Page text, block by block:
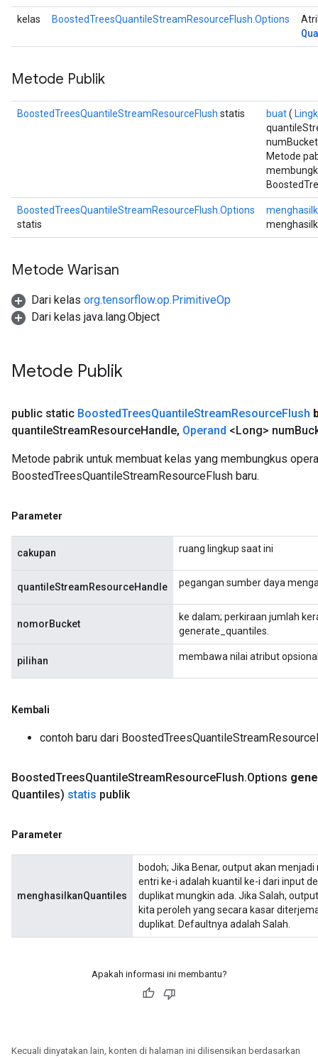
kelas BoostedTreesQuantileStreamResourceFlush.Options
Metode Publik
BoostedTreesQuantileStreamResourceFlush statis buat(
Metode
BoostedTreesQuantileStreamResourceFlush.Options
statis
Metode Warisan
Dari kelas org.tensorflow.op.PrimitiveOp
Dari kelas java.lang.Object
Metode Publik
public static BoostedTreesQuantileStreamResourceFlush
quantileStreamResourceHandle, Operand <Long> num
Metode pabrik untuk membuat kelas yang membungkus
BoostedTreesQuantileStreamResourceFlush baru.
Parameter
cakupan ruang lingkup saat ini
quantileStreamResourceHandle pegangan sumber daya
nomorBucket
ke dalam; perkiraan jumlah
generate_quantiles.
pilihan membawa nilai atribut
Kembali
contoh baru dari
BoostedTreesQuantileStreamResourceFlush.Options
Quantiles) statis publik
Parameter
menghasilkanQuantiles
bodoh; Jika Benar, output akan
entri ke-i adalah kuantil ke-i dari input
duplikat mungkin ada. Jika Salah,
kita peroleh yang secara kasar
duplikat. Defaultnya adalah Salah.
Apakah informasi ini membantu?
Kecuali dinyatakan lain, konten di halaman ini dilisensikan berdasarkan